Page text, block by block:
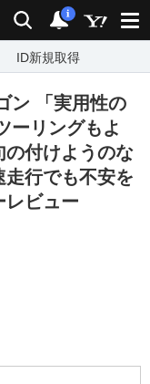
検索 通知
i
ID新規取得
ン 「実用性の
ーリングもよ
の付けようのな
行でも不安を
レビュー